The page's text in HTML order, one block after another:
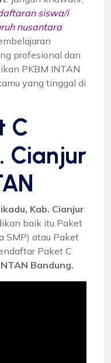
siswa/i
nusantara
profesional dan
PKBM INTAN
yang tinggal di
C
Cianjur
Kab. Cianjur
baik itu Paket
SMP) atau Paket
Paket C
Bandung.